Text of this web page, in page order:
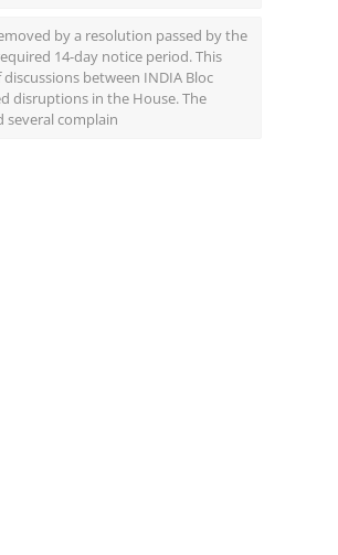
by a resolution passed by the
14-day notice period. This
between INDIA Bloc
disruptions in the House. The
several complain